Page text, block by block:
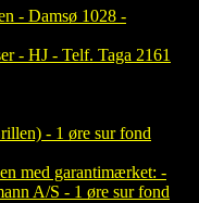
- Damsø 1028 -
- HJ - Telf. Taga 2161
- 1 øre sur fond
med garantimærket: -
A/S - 1 øre sur fond